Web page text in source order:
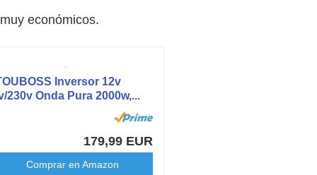
económicos.
Inversor 12v
230v Onda Pura 2000w,...
179,99 EUR
Comprar en Amazon